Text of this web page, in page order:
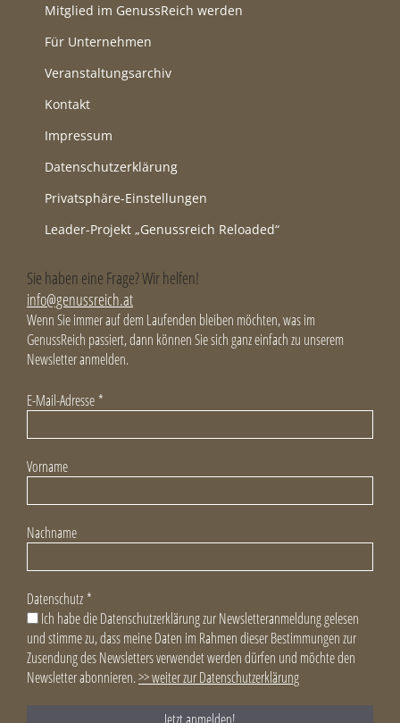
Mitglied im GenussReich werden
Für Unternehmen
Veranstaltungsarchiv
Kontakt
Impressum
Datenschutzerklärung
Privatsphäre-Einstellungen
Leader-Projekt „Genussreich Reloaded“
Sie haben eine Frage? Wir helfen!
info@genussreich.at
Wenn Sie immer auf dem Laufenden bleiben möchten, was im
GenussReich passiert, dann können Sie sich ganz einfach zu unserem
Newsletter anmelden.
E-Mail-Adresse *
Vorname
Nachname
Datenschutz *
Ich habe die Datenschutzerklärung zur Newsletteranmeldung gelesen
und stimme zu, dass meine Daten im Rahmen dieser Bestimmungen zur
Zusendung des Newsletters verwendet werden dürfen und möchte den
Newsletter abonnieren.>> weiter zur Datenschutzerklärung